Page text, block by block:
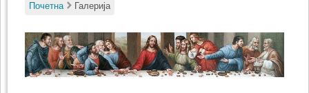
Почетна Галерија